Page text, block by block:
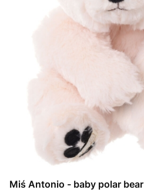
Miś Antonio - baby polar bear